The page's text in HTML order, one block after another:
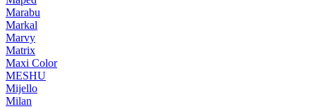
Marabu
Markal
Marvy
Matrix
Maxi Color
MESHU
Mijello
Milan